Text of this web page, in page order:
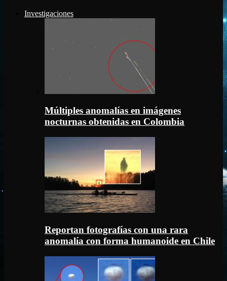
Investigaciones
Múltiples anomalías en imágenes
nocturnas obtenidas en Colombia
Reportan fotografías con una rara
anomalía con forma humanoide en Chile